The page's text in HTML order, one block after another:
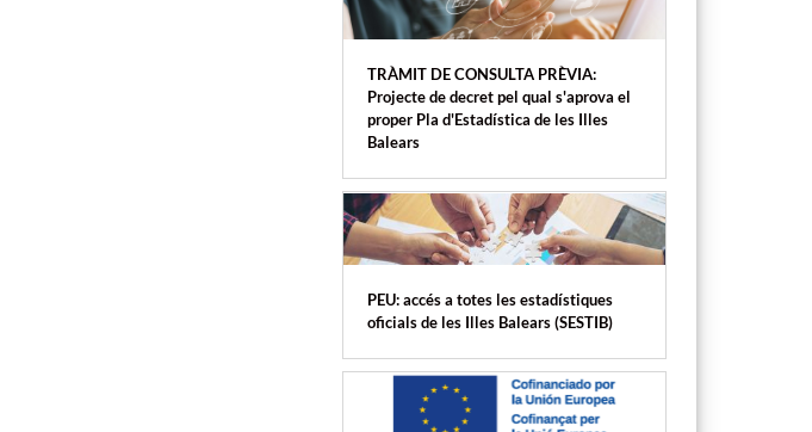
TRÀMIT DE CONSULTA PRÈVIA:
Projecte de decret pel qual s'aprova el
proper Pla d'Estadística de les Illes
Balears
PEU: accés a totes les estadístiques
oficials de les Illes Balears (SESTIB)